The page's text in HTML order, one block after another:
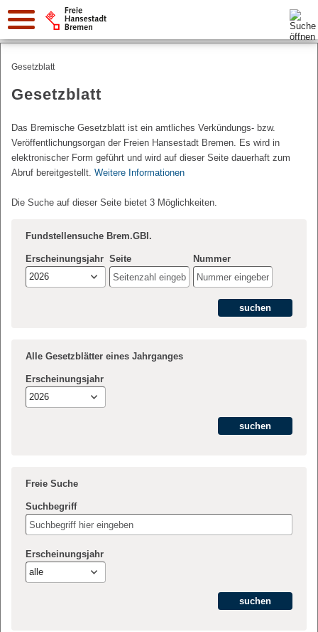
Suche:
Gesetzblatt
Gesetzblatt
Das Bremische Gesetzblatt ist ein amtliches Verkündungs- bzw.
Veröffentlichungsorgan der Freien Hansestadt Bremen. Es wird in
elektronischer Form geführt und wird auf dieser Seite dauerhaft zum
Abruf bereitgestellt. Weitere Informationen
Die Suche auf dieser Seite bietet 3 Möglichkeiten.
Fundstellensuche Brem.GBl.
Erscheinungsjahr
2026
Seite Nummer
Alle Gesetzblätter eines Jahrganges
Erscheinungsjahr
2026
Freie Suche
Suchbegriff
Erscheinungsjahr
alle